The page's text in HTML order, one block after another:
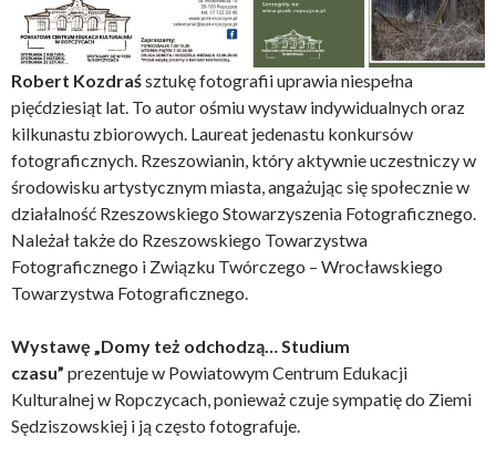
Robert Kozdraśsztukę fotografii uprawia niespełna
pięćdziesiąt lat. To autor ośmiu wystaw indywidualnych oraz
kilkunastu zbiorowych. Laureat jedenastu konkursów
fotograficznych. Rzeszowianin, który aktywnie uczestniczy w
środowisku artystycznym miasta, angażując się społecznie w
działalność Rzeszowskiego Stowarzyszenia Fotograficznego.
Należał także do Rzeszowskiego Towarzystwa
Fotograficznego i Związku Twórczego – Wrocławskiego
Towarzystwa Fotograficznego.
Wystawę „Domy też odchodzą… Studium
czasu” prezentuje w Powiatowym Centrum Edukacji
Kulturalnej w Ropczycach, ponieważ czuje sympatię do Ziemi
Sędziszowskiej i ją często fotografuje.